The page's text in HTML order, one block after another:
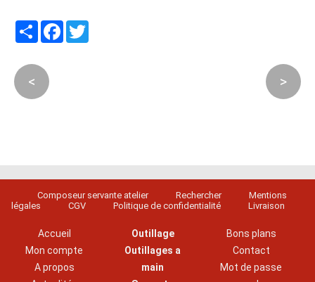
PartagerFacebook
< >
Composeur servante atelier Rechercher
Mentions
légales
CGV Politique de confidentialité Livraison
Accueil
Mon compte
A propos
Outillage
Outillages a
main
Bons plans
Contact
Mot de passe